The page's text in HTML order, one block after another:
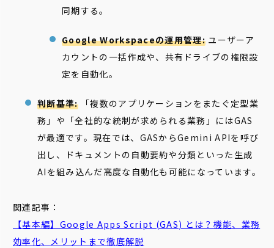
同期する。
Google Workspaceの運用管理: ユーザーア
カウントの一括作成や、共有ドライブの権限設
定を自動化。
判断基準:「複数のアプリケーションをまたぐ定型業
務」や「全社的な統制が求められる業務」にはGAS
が最適です。現在では、GASからGemini APIを呼び
出し、ドキュメントの自動要約や分類といった生成
AIを組み込んだ高度な自動化も可能になっています。
関連記事：
【基本編】Google Apps Script (GAS) とは？機能、業務
効率化、メリットまで徹底解説